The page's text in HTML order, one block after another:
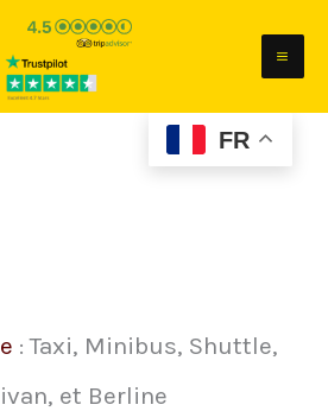
FR
: Taxi, Minibus, Shuttle,
et Berline